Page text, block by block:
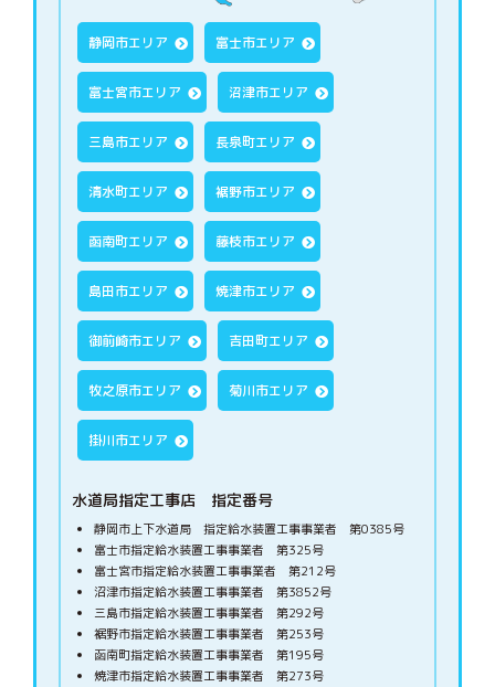
静岡市エリア 富士市エリア
富士宮市エリア 沼津市エリア
三島市エリア 長泉町エリア
清水町エリア 裾野市エリア
函南町エリア 藤枝市エリア
島田市エリア 焼津市エリア
御前崎市エリア 吉田町エリア
牧之原市エリア 菊川市エリア
掛川市エリア
水道局指定工事店 指定番号
静岡市上下水道局 指定給水装置工事事業者 第0385号
富士市指定給水装置工事事業者 第325号
富士宮市指定給水装置工事事業者 第212号
沼津市指定給水装置工事事業者 第3852号
三島市指定給水装置工事事業者 第292号
裾野市指定給水装置工事事業者 第253号
函南町指定給水装置工事事業者 第195号
焼津市指定給水装置工事事業者 第273号